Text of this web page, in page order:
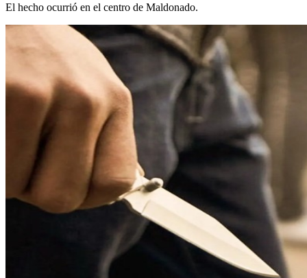
El hecho ocurrió en el centro de Maldonado.